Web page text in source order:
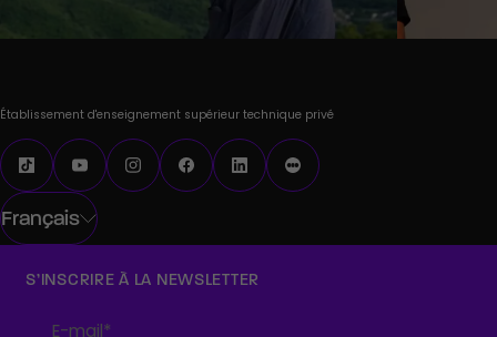
Établissement d'enseignement supérieur technique privé
Français
S’INSCRIRE À LA NEWSLETTER